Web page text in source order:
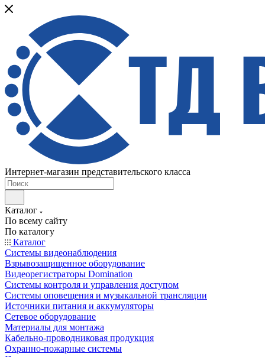
Интернет-магазин представительского класса
Каталог
По всему сайту
По каталогу
Каталог
Системы видеонаблюдения
Взрывозащищенное оборудование
Видеорегистраторы Domination
Системы контроля и управления доступом
Системы оповещения и музыкальной трансляции
Источники питания и аккумуляторы
Сетевое оборудование
Материалы для монтажа
Кабельно-проводниковая продукция
Охранно-пожарные системы